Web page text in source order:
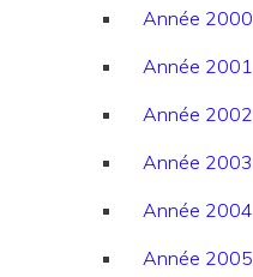
Année 2000
Année 2001
Année 2002
Année 2003
Année 2004
Année 2005